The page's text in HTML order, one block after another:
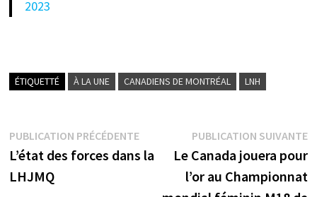
2023
ÉTIQUETTÉ À LA UNE CANADIENS DE MONTRÉAL LNH
Navigation
de
PUBLICATION PRÉCÉDENTEPublication
précédente :
L’état des forces dans la
LHJMQ
PUBLICATION SUIVANTE
Le Canada jouera pour
l’or au Championnat